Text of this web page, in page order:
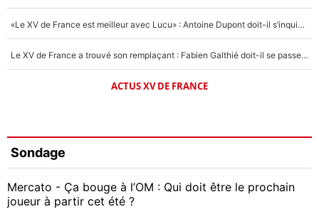
«Le XV de France est meilleur avec Lucu» : Antoine Dupont doit-il s’inquiéter pour sa place ?
Le XV de France a trouvé son remplaçant : Fabien Galthié doit-il se passer d'Antoine Dupont ?
ACTUS XV DE FRANCE
Sondage
Mercato - Ça bouge à l’OM : Qui doit être le prochain
joueur à partir cet été ?